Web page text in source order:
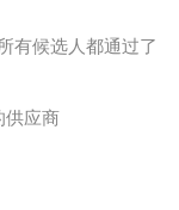
有候选人都通过了
供应商